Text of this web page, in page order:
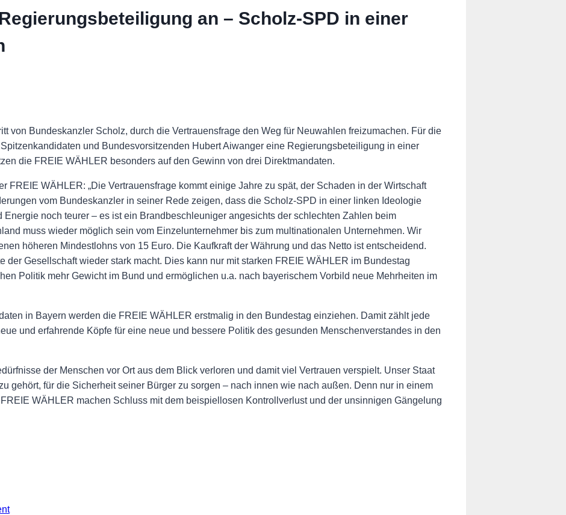
an – Scholz-SPD in einer
von Bundeskanzler Scholz, durch die Vertrauensfrage den Weg für Neuwahlen freizumachen. Für die
und Bundesvorsitzenden Hubert Aiwanger eine Regierungsbeteiligung in einer
die FREIE WÄHLER besonders auf den Gewinn von drei Direktmandaten.
FREIE WÄHLER: „Die Vertrauensfrage kommt einige Jahre zu spät, der Schaden in der Wirtschaft
vom Bundeskanzler in seiner Rede zeigen, dass die Scholz-SPD in einer linken Ideologie
noch teurer – es ist ein Brandbeschleuniger angesichts der schlechten Zahlen beim
muss wieder möglich sein vom Einzelunternehmer bis zum multinationalen Unternehmen. Wir
höheren Mindestlohns von 15 Euro. Die Kaufkraft der Währung und das Netto ist entscheidend.
der Gesellschaft wieder stark macht. Dies kann nur mit starken FREIE WÄHLER im Bundestag
Politik mehr Gewicht im Bund und ermöglichen u.a. nach bayerischem Vorbild neue Mehrheiten im
in Bayern werden die FREIE WÄHLER erstmalig in den Bundestag einziehen. Damit zählt jede
und erfahrende Köpfe für eine neue und bessere Politik des gesunden Menschenverstandes in den
der Menschen vor Ort aus dem Blick verloren und damit viel Vertrauen verspielt. Unser Staat
gehört, für die Sicherheit seiner Bürger zu sorgen – nach innen wie nach außen. Denn nur in einem
WÄHLER machen Schluss mit dem beispiellosen Kontrollverlust und der unsinnigen Gängelung